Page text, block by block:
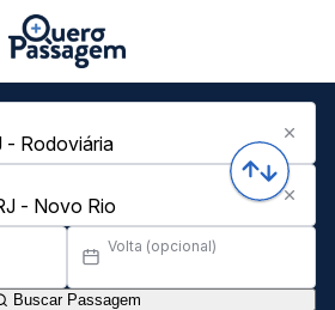
Volta (opcional)
Buscar Passagem